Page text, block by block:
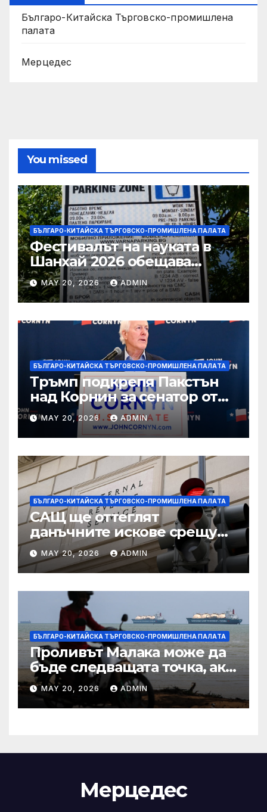
Българо-Китайска Търговско-промишлена
палaта
Мерцедес
You missed
БЪЛГАРО-КИТАЙСКА ТЪРГОВСКО-ПРОМИШЛЕНА ПАЛAТА
Фестивалът на науката в
Шанхай 2026 обещава
вълнуващи научно-
технологични иновации
MAY 20, 2026 ADMIN
БЪЛГАРО-КИТАЙСКА ТЪРГОВСКО-ПРОМИШЛЕНА ПАЛAТА
Тръмп подкрепя Пакстън
над Корнин за сенатор от
Тексас в шокираща
подкрепа
MAY 20, 2026 ADMIN
БЪЛГАРО-КИТАЙСКА ТЪРГОВСКО-ПРОМИШЛЕНА ПАЛAТА
САЩ ще оттеглят
данъчните искове срещу
Тръмп „завинаги“ в
сделката за съдебно дело с
IRS
MAY 20, 2026 ADMIN
БЪЛГАРО-КИТАЙСКА ТЪРГОВСКО-ПРОМИШЛЕНА ПАЛAТА
Проливът Малака може да
бъде следващата точка, ако
Азия не внимава
MAY 20, 2026 ADMIN
Мерцедес